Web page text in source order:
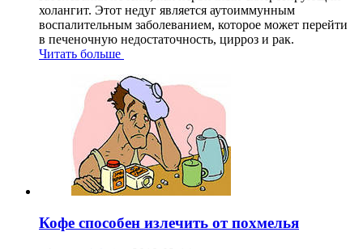
холангит. Этот недуг является аутоиммунным
воспалительным заболеванием, которое может перейти
в печеночную недостаточность, цирроз и рак.
Читать больше
Кофе способен излечить от похмелья